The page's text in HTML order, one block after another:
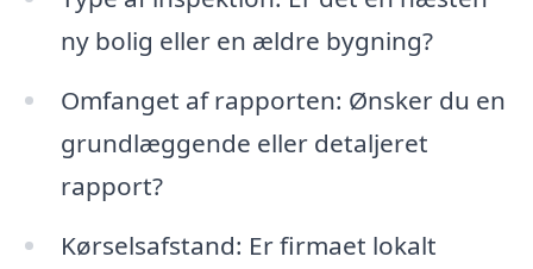
ny bolig eller en ældre bygning?
Omfanget af rapporten: Ønsker du en
grundlæggende eller detaljeret
rapport?
Kørselsafstand: Er firmaet lokalt